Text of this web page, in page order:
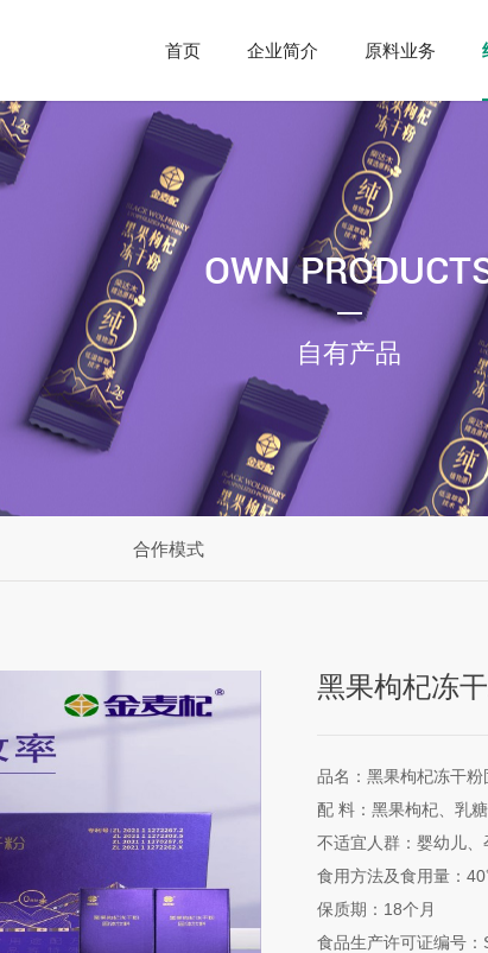
首页 企业简介 原料业务
OWN
自有产品
合作模式
黑果枸杞冻
品名：黑果枸杞冻干粉
配 料：黑果枸杞、乳糖
不适宜人群：婴幼儿
食用方法及食用量：
保质期：18个月
食品生产许可证编号